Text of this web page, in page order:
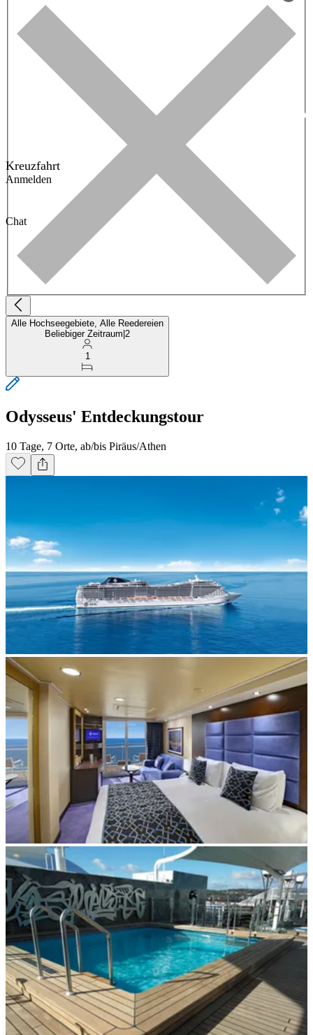
Kreuzfahrt
Anmelden
Chat
Alle Hochseegebiete, Alle Reedereien
Beliebiger Zeitraum 2
1
Odysseus' Entdeckungstour
10 Tage, 7 Orte, ab/bis Piräus/Athen